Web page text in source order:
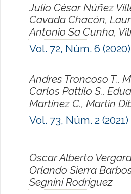
Julio César Núñez
Cavada Chacón,
Antonio Sa Cunha,
Vol. 72, Núm. 6 (2020)
Andres Troncoso T.,
Carlos Pattilo S.,
Martínez C., Martín
Vol. 73, Núm. 2 (2021)
Oscar Alberto
Orlando Sierra
Segnini Rodriguez